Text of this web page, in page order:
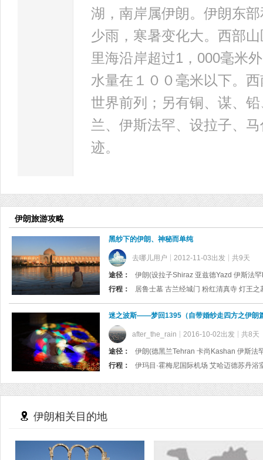
湖，南岸属伊朗。伊朗东
少雨，寒暑变化大。西部
里海沿岸超过1，000毫米
水量在１００毫米以下。
世界前列；另有铜、谋、
兰、伊斯法罕、设拉子、
迹。
伊朗旅游攻略
黑纱下的伊朗、神秘而单纯
去哪儿用户 2012-11-03出发 共9天
途径：
伊朗(设拉子Shiraz 亚兹德Yazd 伊斯法
行程：
迷之波斯——梦回1395（自带婚纱走四方之伊朗
after_the_rain 2016-10-02出发 共8天
途径：
伊朗(德黑兰Tehran 卡尚Kashan 伊斯法
行程：
伊朗相关目的地